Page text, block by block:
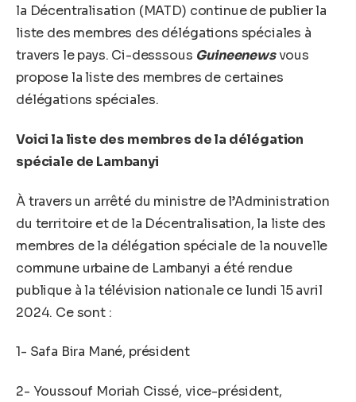
la Décentralisation (MATD) continue de publier la
liste des membres des délégations spéciales à
travers le pays. Ci-desssous Guineenewsvous
propose la liste des membres de certaines
délégations spéciales.
Voici la liste des membres de la délégation
spéciale de Lambanyi
À travers un arrêté du ministre de l’Administration
du territoire et de la Décentralisation, la liste des
membres de la délégation spéciale de la nouvelle
commune urbaine de Lambanyi a été rendue
publique à la télévision nationale ce lundi 15 avril
2024. Ce sont :
1- Safa Bira Mané, président
2- Youssouf Moriah Cissé, vice-président,